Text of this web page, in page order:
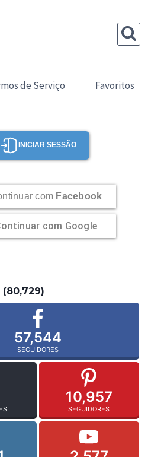
de Serviço Favoritos
INICIAR SESSÃO
com Facebook
com Google
(80,729)
57,544
SEGUIDORES
10,957
SEGUIDORES